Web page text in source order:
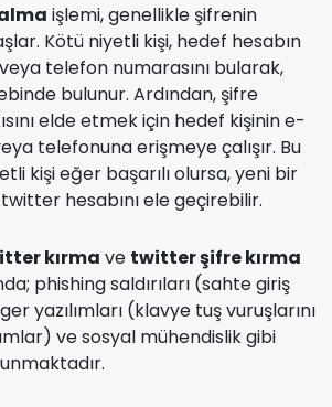
işlemi, genellikle şifrenin
Kötü niyetli kişi, hedef hesabın
telefon numarasını bularak,
bulunur. Ardından, şifre
elde etmek için hedef kişinin e-
telefonuna erişmeye çalışır. Bu
kişi eğer başarılı olursa, yeni bir
hesabını ele geçirebilir.
kırma ve twitter şifre kırma
phishing saldırıları (sahte giriş
yazılımları (klavye tuş vuruşlarını
ve sosyal mühendislik gibi